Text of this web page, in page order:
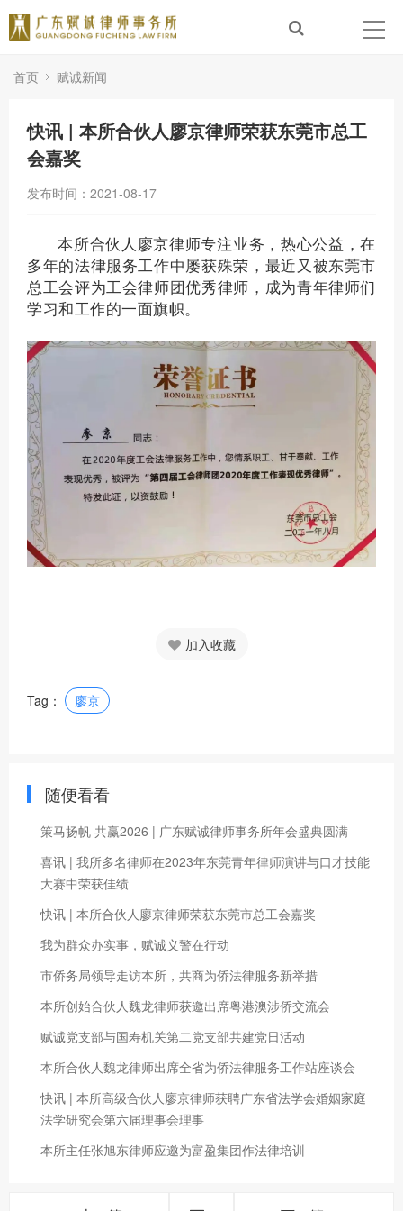
首页 赋诚新闻
快讯 | 本所合伙人廖京律师荣获东莞市总工
会嘉奖
发布时间：2021-08-17
本所合伙人廖京律师专注业务，热心公益，在
多年的法律服务工作中屡获殊荣，最近又被东莞市
总工会评为工会律师团优秀律师，成为青年律师们
学习和工作的一面旗帜。
加入收藏
Tag： 廖京
随便看看
策马扬帆 共赢2026 | 广东赋诚律师事务所年会盛典圆满
喜讯 | 我所多名律师在2023年东莞青年律师演讲与口才技能
大赛中荣获佳绩
快讯 | 本所合伙人廖京律师荣获东莞市总工会嘉奖
我为群众办实事，赋诚义警在行动
市侨务局领导走访本所，共商为侨法律服务新举措
本所创始合伙人魏龙律师获邀出席粤港澳涉侨交流会
赋诚党支部与国寿机关第二党支部共建党日活动
本所合伙人魏龙律师出席全省为侨法律服务工作站座谈会
快讯 | 本所高级合伙人廖京律师获聘广东省法学会婚姻家庭
法学研究会第六届理事会理事
本所主任张旭东律师应邀为富盈集团作法律培训